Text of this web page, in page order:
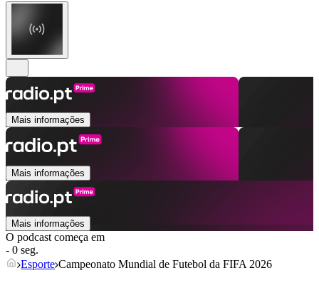
Mais informações
Mais informações
Mais informações
O podcast começa em
- 0 seg.
Esporte Campeonato Mundial de Futebol da FIFA 2026